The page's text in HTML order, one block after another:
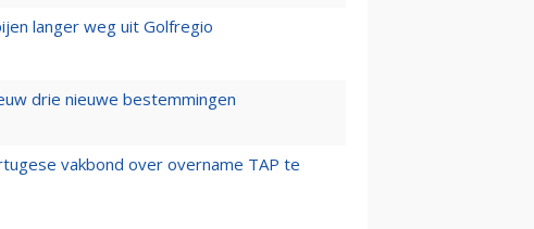
langer weg uit Golfregio
drie nieuwe bestemmingen
vakbond over overname TAP te